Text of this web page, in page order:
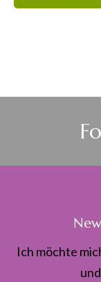
Ich möchte